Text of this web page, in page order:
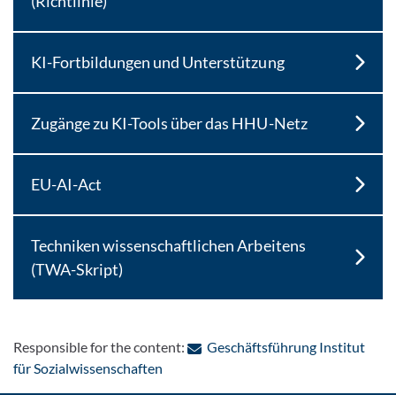
KI-Fortbildungen und Unterstützung
Zugänge zu KI-Tools über das HHU-Netz
EU-AI-Act
Techniken wissenschaftlichen Arbeitens
(TWA-Skript)
Responsible for the content:
Geschäftsführung Institut
für Sozialwissenschaften